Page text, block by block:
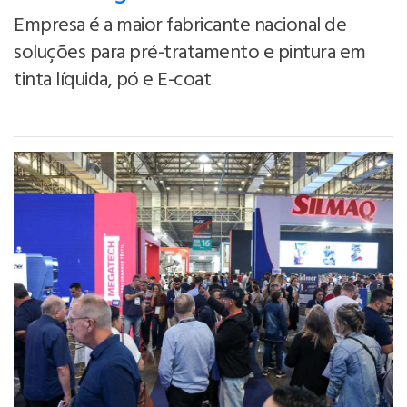
Empresa é a maior fabricante nacional de
soluções para pré-tratamento e pintura em
tinta líquida, pó e E-coat